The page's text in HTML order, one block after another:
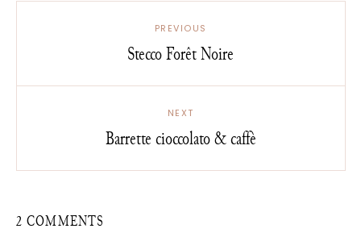
PREVIOUS
Stecco Forêt Noire
NEXT
Barrette cioccolato & caffè
2 COMMENTS